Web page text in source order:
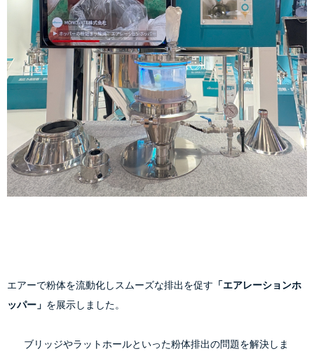
エアーで粉体を流動化しスムーズな排出を促す 「エアレーションホ
ッパー」 を展示しました。